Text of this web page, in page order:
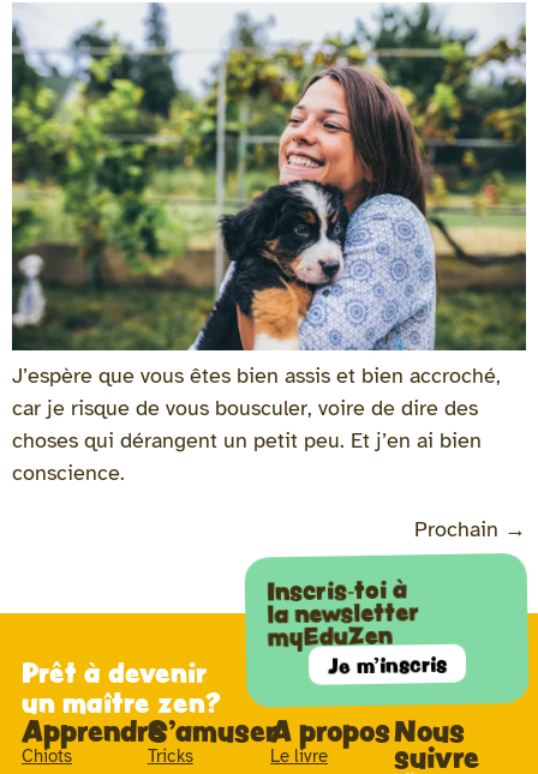
J’espère que vous êtes bien assis et bien accroché,
car je risque de vous bousculer, voire de dire des
choses qui dérangent un petit peu. Et j’en ai bien
conscience.
Prochain →
Prêt à devenir
un maître zen?
Inscris-toi à
la newsletter
myEduZen
Je m'inscris
Apprendre
Chiots
S'amuser
Tricks
A propos
Le livre
Nous
suivre